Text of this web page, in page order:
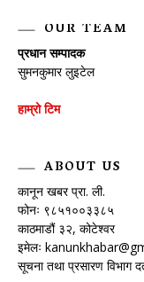
OUR TEAM
प्रधान सम्पादक
सुमनकुमार लुइटेल
हाम्रो टिम
ABOUT US
कानून खबर प्रा. ली.
फोनः ९८५१००३३८५
काठमाडौं ३२, कोटेश्वर
इमेलः
सूचना तथा प्रसारण विभाग